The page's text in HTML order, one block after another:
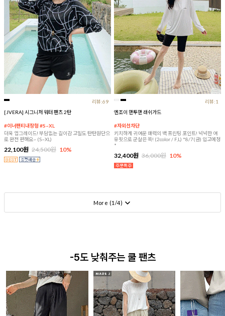
리뷰:69
[JVERA] 시그니처 워터 팬츠 2탄
#이너팬티내장형 #S~XL
더욱 업그레이드! 부담없는 길이감 고밀도 탄탄원단으
로 완전 편해요~ (S~XL)
22,100원 24,500원 10%
리뷰:1
엔조이 맨투맨 래쉬가드
#자외선차단
키치하게 귀여운 매력의 백 프린팅 포인트! 넉넉한 여
유핏으로 군살은 쏙! (2color / F,L) *8/7(금) 입고예정
*
32,400원 36,000원 10%
More (1 /4)
-5도 낮춰주는 쿨 팬츠